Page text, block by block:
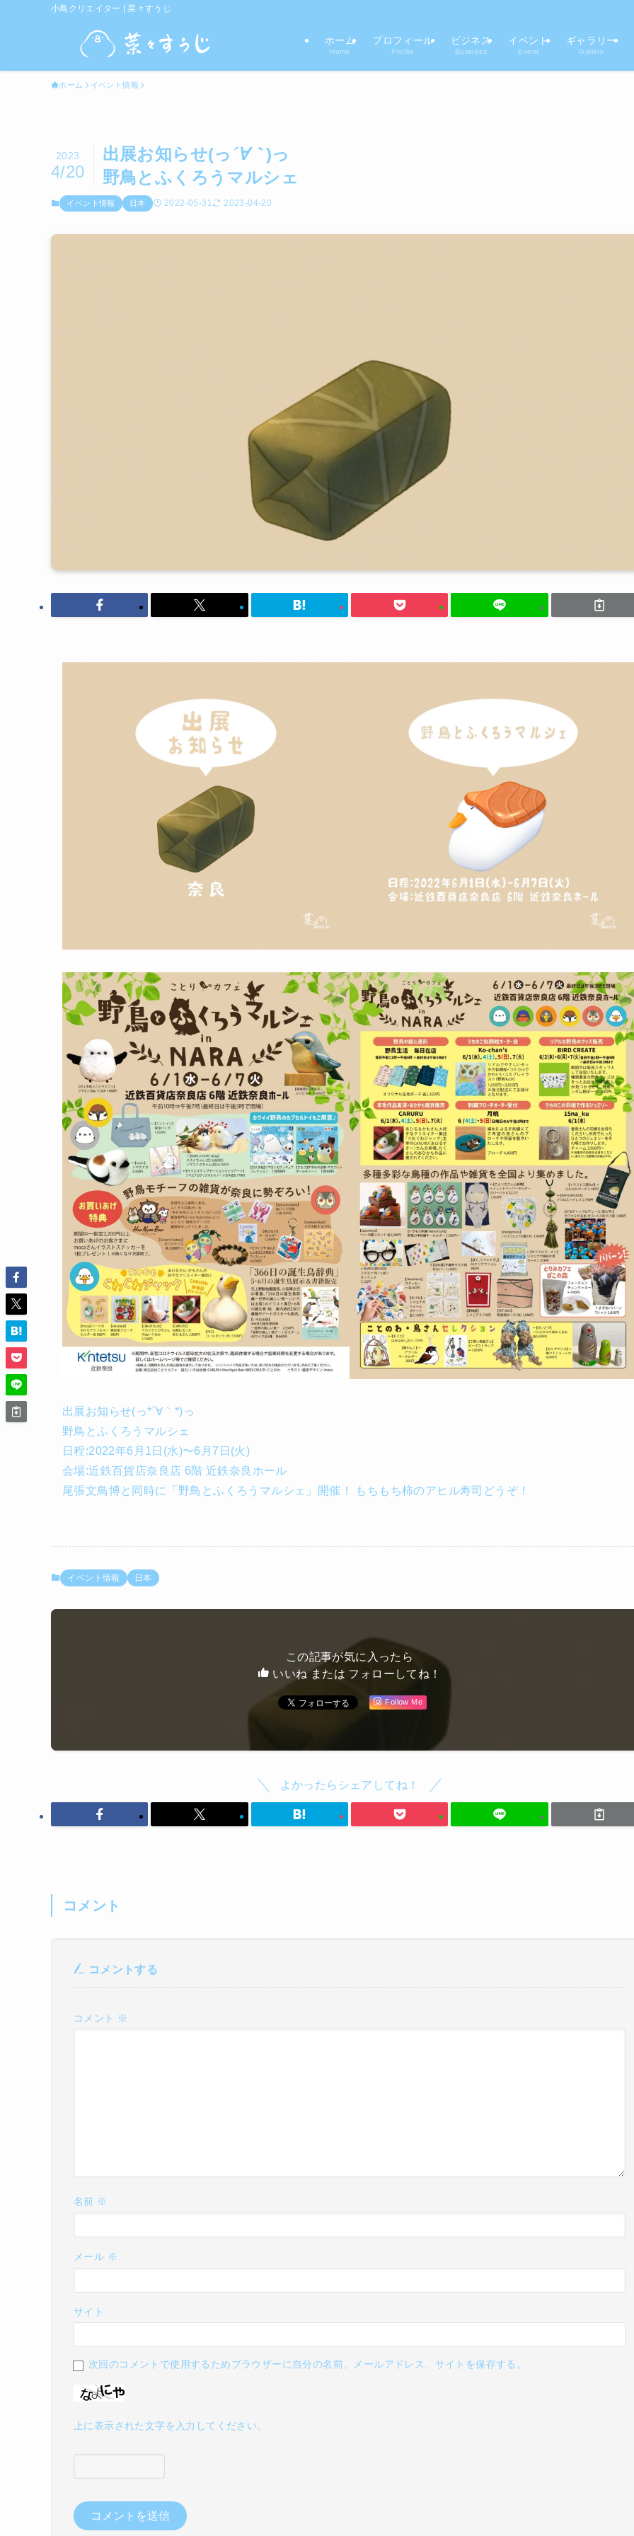
小鳥クリエイター | 菜々すうじ
ホーム
Home
プロフィール
Profile
ビジネス
Business
イベント
Event
ギャラリー
Gallery
ホーム イベント情報
出展お知らせ(っ ´∀｀)っ
野鳥とふくろうマルシェ
2023
4/20
イベント情報 日本 2022-05-31 2023-04-20
出展お知らせ(っ*´∀｀*)っ
野鳥とふくろうマルシェ
日程:2022年6月1日(水)〜6月7日(火)
会場:近鉄百貨店奈良店 6階 近鉄奈良ホール
尾張文鳥博と同時に「野鳥とふくろうマルシェ」開催！ もちもち柿のアヒル寿司どうぞ！
イベント情報 日本
この記事が気に入ったら
いいね または フォローしてね！
Follow Me
よかったらシェアしてね！
コメント
コメントする
コメント ※
名前 ※
メール ※
サイト
次回のコメントで使用するためブラウザーに自分の名前、メールアドレス、サイトを保存する。
上に表示された文字を入力してください。